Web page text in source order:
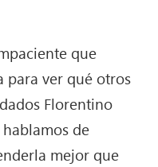
que
para ver qué otros
Florentino
de
mejor que